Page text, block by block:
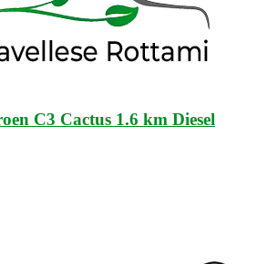
C3 Cactus 1.6 km Diesel